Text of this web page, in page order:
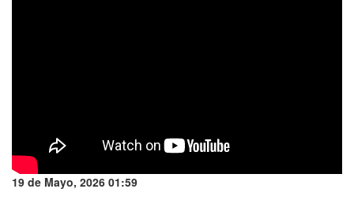
19 de Mayo, 2026 01:59